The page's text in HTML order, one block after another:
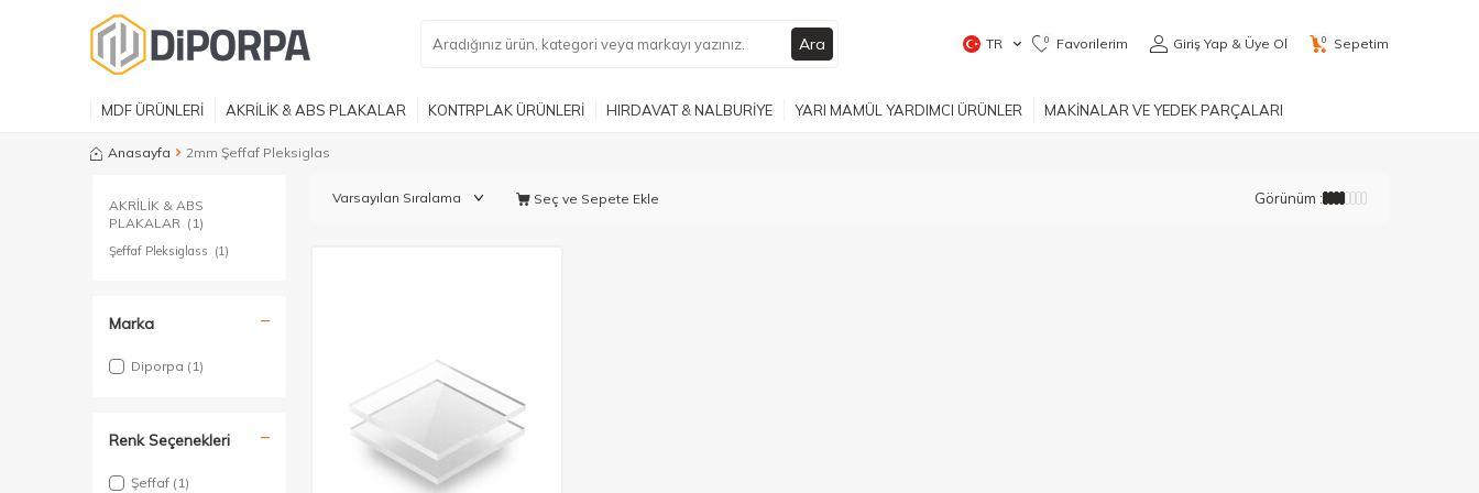
Ara TR 0 Favorilerim Giriş Yap & Üye Ol 0 Sepetim
MDF ÜRÜNLERİ AKRİLİK & ABS PLAKALAR KONTRPLAK ÜRÜNLERİ HIRDAVAT & NALBURİYE YARI MAMÜL YARDIMCI ÜRÜNLER MAKİNALAR VE YEDEK PARÇALARI
Anasayfa 2mm Şeffaf Pleksiglas
AKRİLİK & ABS
PLAKALAR (1)
Şeffaf Pleksiglass (1)
Marka
Diporpa (1)
Renk Seçenekleri
Şeffaf (1)
Seç ve Sepete Ekle Görünüm :